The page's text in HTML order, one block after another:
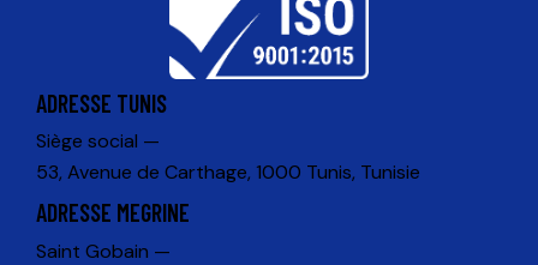
ADRESSE TUNIS
Siège social —
53, Avenue de Carthage, 1000 Tunis, Tunisie
ADRESSE MEGRINE
Saint Gobain —